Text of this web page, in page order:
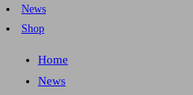
News
Shop
Home
News